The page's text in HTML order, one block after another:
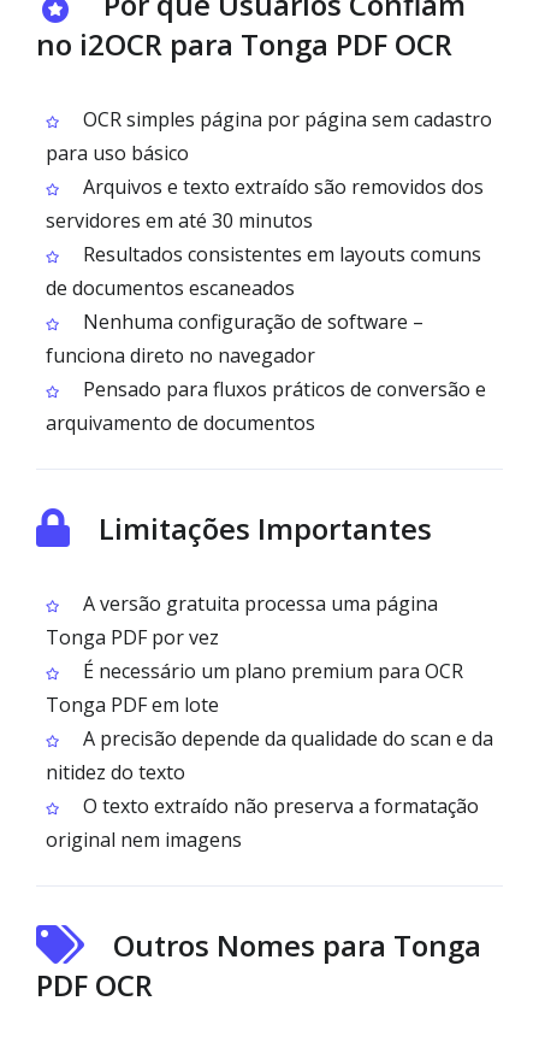
no i2OCR para Tonga PDF OCR
OCR simples página por página sem cadastro
para uso básico
Arquivos e texto extraído são removidos dos
servidores em até 30 minutos
Resultados consistentes em layouts comuns
de documentos escaneados
Nenhuma configuração de software –
funciona direto no navegador
Pensado para fluxos práticos de conversão e
arquivamento de documentos
Limitações Importantes
A versão gratuita processa uma página
Tonga PDF por vez
É necessário um plano premium para OCR
Tonga PDF em lote
A precisão depende da qualidade do scan e da
nitidez do texto
O texto extraído não preserva a formatação
original nem imagens
Outros Nomes para Tonga
PDF OCR